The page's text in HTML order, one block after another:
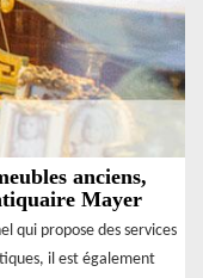
anciens,
Mayer
qui propose des services
il est également